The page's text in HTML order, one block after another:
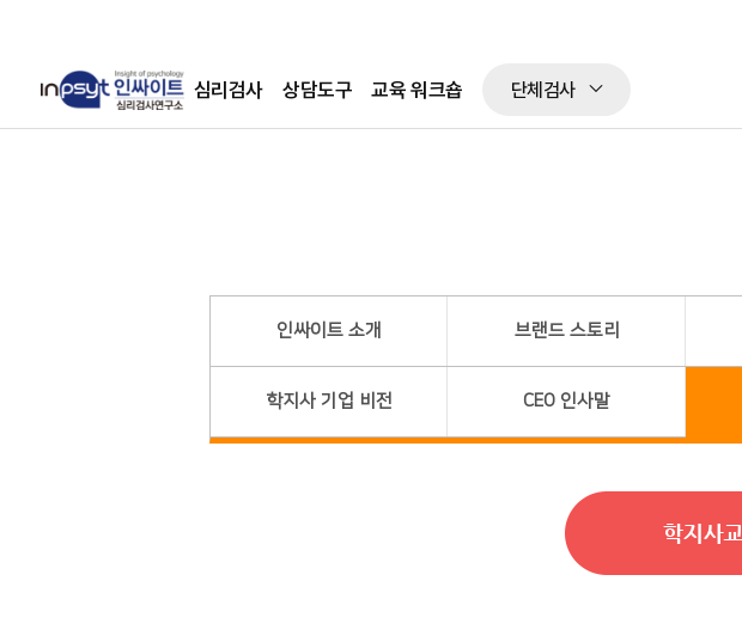
심리검사 상담도구 교육 워크숍 단체검사
인싸이트 소개 브랜드 스토리
학지사 기업 비전 CEO 인사말